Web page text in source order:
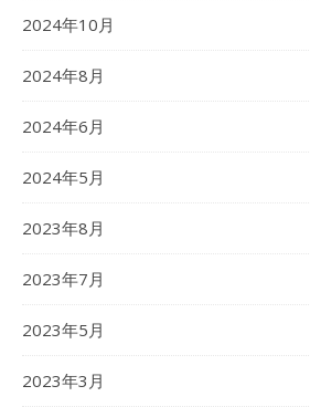
2024年10月
2024年8月
2024年6月
2024年5月
2023年8月
2023年7月
2023年5月
2023年3月